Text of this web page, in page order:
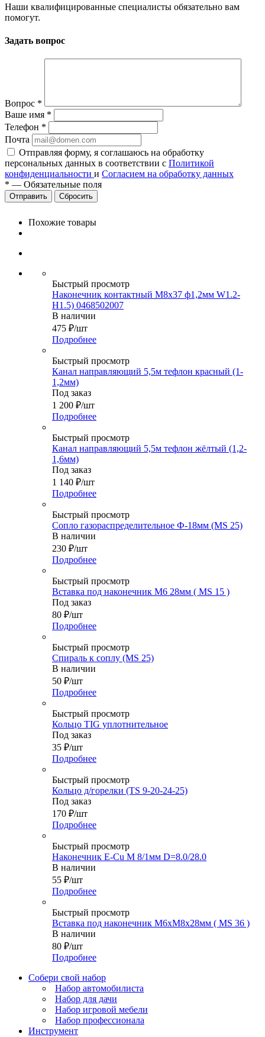
Наши квалифицированные специалисты обязательно вам
помогут.
Задать вопрос
Вопрос *
Ваше имя *
Телефон *
Почта
Отправляя форму, я соглашаюсь на обработку
персональных данных в соответствии с Политикой
конфиденциальности и Согласием на обработку данных
* — Обязательные поля
Сбросить
Похожие товары
Быстрый просмотр
Наконечник контактный М8х37 ф1,2мм W1.2-
H1.5) 0468502007
В наличии
475 ₽/шт
Подробнее
Быстрый просмотр
Канал направляющий 5,5м тефлон красный (1-
1,2мм)
Под заказ
1 200 ₽/шт
Подробнее
Быстрый просмотр
Канал направляющий 5,5м тефлон жёлтый (1,2-
1,6мм)
Под заказ
1 140 ₽/шт
Подробнее
Быстрый просмотр
Сопло газораспределительное Ф-18мм (MS 25)
В наличии
230 ₽/шт
Подробнее
Быстрый просмотр
Вставка под наконечник М6 28мм ( MS 15 )
Под заказ
80 ₽/шт
Подробнее
Быстрый просмотр
Спираль к соплу (MS 25)
В наличии
50 ₽/шт
Подробнее
Быстрый просмотр
Кольцо TIG уплотнительное
Под заказ
35 ₽/шт
Подробнее
Быстрый просмотр
Кольцо д/горелки (TS 9-20-24-25)
Под заказ
170 ₽/шт
Подробнее
Быстрый просмотр
Наконечник E-Cu M 8/1мм D=8.0/28.0
В наличии
55 ₽/шт
Подробнее
Быстрый просмотр
Вставка под наконечник М6хМ8х28мм ( MS 36 )
В наличии
80 ₽/шт
Подробнее
Собери свой набор
Набор автомобилиста
Набор для дачи
Набор игровой мебели
Набор профессионала
Инструмент